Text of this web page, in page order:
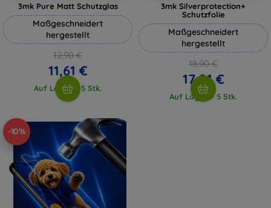
3mk Pure Matt Schutzglas
Maßgeschneidert
hergestellt
12,90 €
11,61 €
Auf Lager > 5 Stk.
3mk Silverprotection+
Schutzfolie
Maßgeschneidert
hergestellt
18,90 €
17,01 €
Auf Lager > 5 Stk.
-10%